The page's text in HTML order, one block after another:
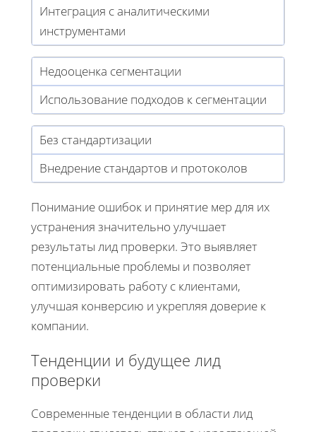
Интеграция с аналитическими
инструментами
Недооценка сегментации
Использование подходов к сегментации
Без стандартизации
Внедрение стандартов и протоколов
Понимание ошибок и принятие мер для их
устранения значительно улучшает
результаты лид проверки. Это выявляет
потенциальные проблемы и позволяет
оптимизировать работу с клиентами,
улучшая конверсию и укрепляя доверие к
компании.
Тенденции и будущее лид
проверки
Современные тенденции в области лид